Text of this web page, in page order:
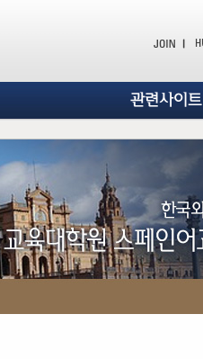
관련사이트